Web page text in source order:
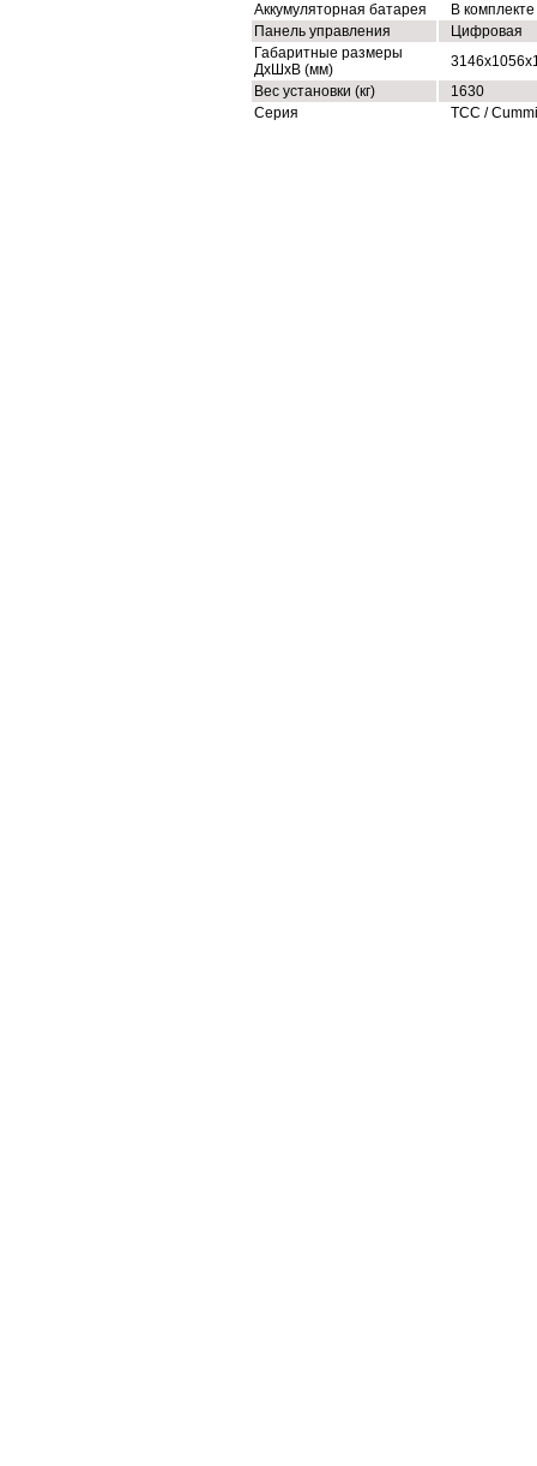
Аккумуляторная батарея
В комплекте
Панель управления
Цифровая
Габаритные размеры
ДхШхВ (мм)
Вес установки (кг)
1630
Серия
ТСС /